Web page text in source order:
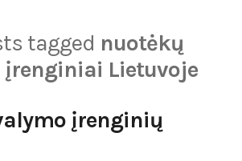
tagged nuotėkų
Lietuvoje
įrenginių